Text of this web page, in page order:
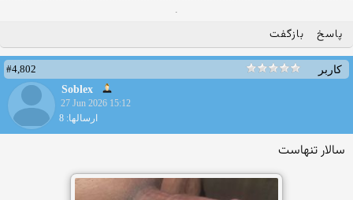
.
پاسخ بازگفت
کاربر
#4,802
Soblex
27 Jun 2026 15:12
ارسالها: 8
سالار تنهاست